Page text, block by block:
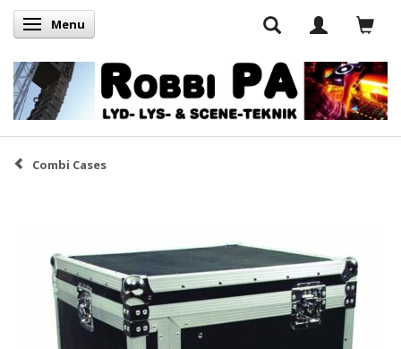
Skifte navigation
Menu
Combi Cases